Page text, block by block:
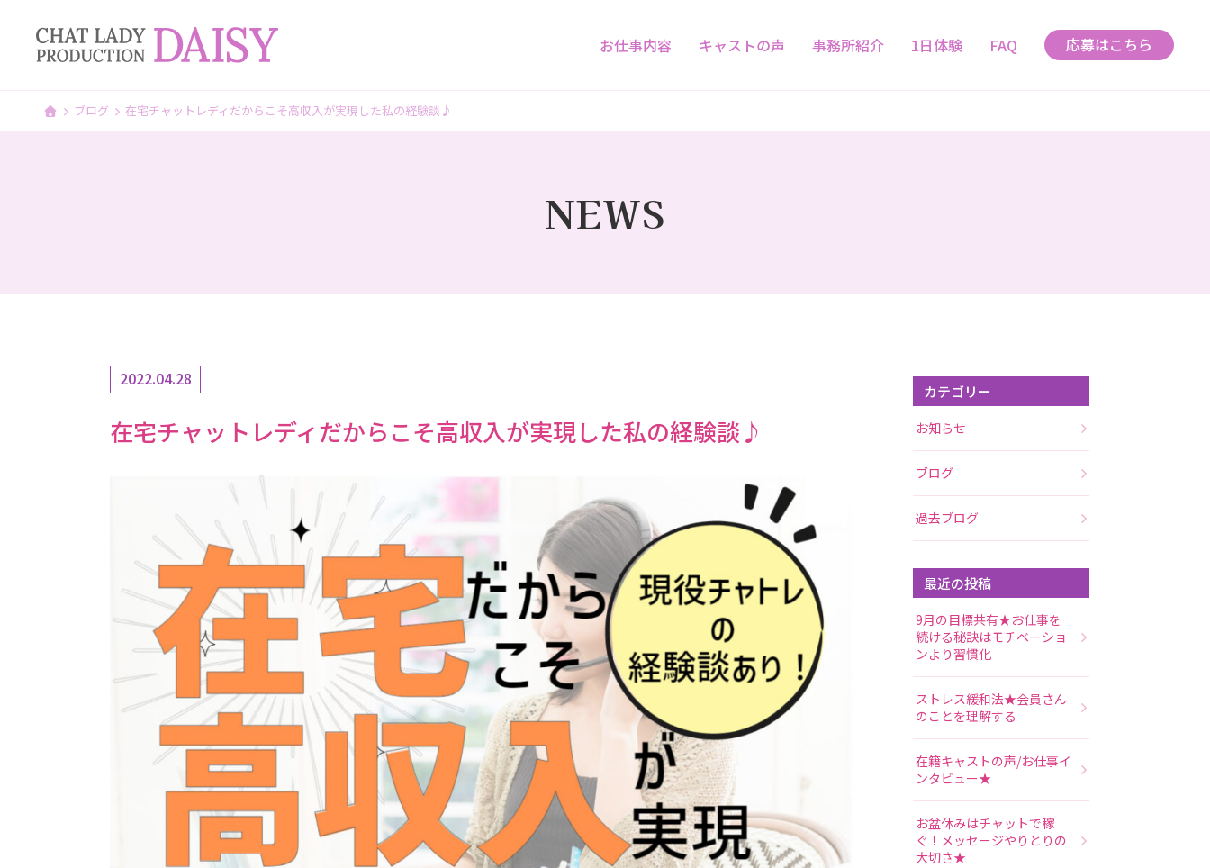
お仕事内容 キャストの声 事務所紹介 1日体験 FAQ 応募はこちら
ブログ 在宅チャットレディだからこそ高収入が実現した私の経験談♪
NEWS
2022.04.28
在宅チャットレディだからこそ高収入が実現した私の経験談♪
カテゴリー
お知らせ
ブログ
過去ブログ
最近の投稿
9月の目標共有★お仕事を
続ける秘訣はモチベーショ
ンより習慣化
ストレス緩和法★会員さん
のことを理解する
在籍キャストの声/お仕事イ
ンタビュー★
お盆休みはチャットで稼
ぐ！メッセージやりとりの
大切さ★